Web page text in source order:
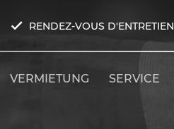
RENDEZ-VOUS D'ENTRETIEN
VERMIETUNG SERVICE